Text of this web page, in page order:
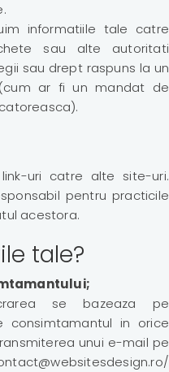
informatiile tale catre
sau alte autoritati
sau drept raspuns la un
ar fi un mandat de
uri catre alte site-uri.
pentru practicile
acestora.
tale?
se bazeaza pe
consimtamantul in orice
unui e-mail pe